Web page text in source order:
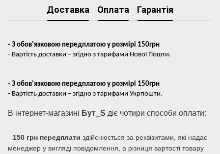
Доставка Оплата Гарантія
- З обов'язковою передплатою у розмірі 150грн
- Вартість доставки – згідно з тарифами Нової Пошти.
- З обов'язковою передплатою у розмірі 150грн
- Вартість доставки – згідно з тарифами Укрпошти.
В інтернет-магазині Бут_S діє чотири способи оплати:
150 грн передплати здійснюється за реквізитами, які надає
менеджер у вигляді повідомлення, а різниця вартості товару